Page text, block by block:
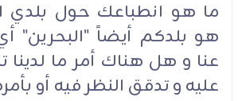
ما هو انطباعك حول بلدي
هو بلدكم أيضاً "البحرين"
عنا و هل هناك أمر ما
عليه و تدقق النظر فيه أو